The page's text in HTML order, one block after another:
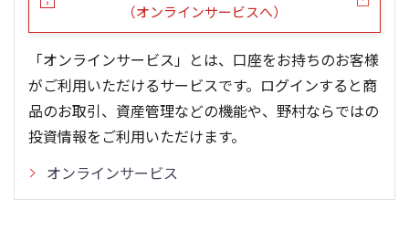
（オンラインサービスへ）
「オンラインサービス」とは、口座をお持ちのお客様
がご利用いただけるサービスです。ログインすると商
品のお取引、資産管理などの機能や、野村ならではの
投資情報をご利用いただけます。
オンラインサービス